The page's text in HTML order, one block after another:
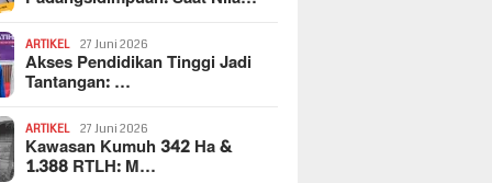
ARTIKEL 27 Juni 2026
Akses Pendidikan Tinggi Jadi
Tantangan: …
ARTIKEL 27 Juni 2026
Kawasan Kumuh 342 Ha &
1.388 RTLH: M…